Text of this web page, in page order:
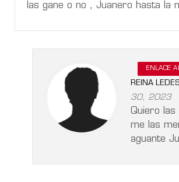
las gane o no , Juanero hasta la
ENLACE
REINA
30, 2023
Quiero las
me las
aguante